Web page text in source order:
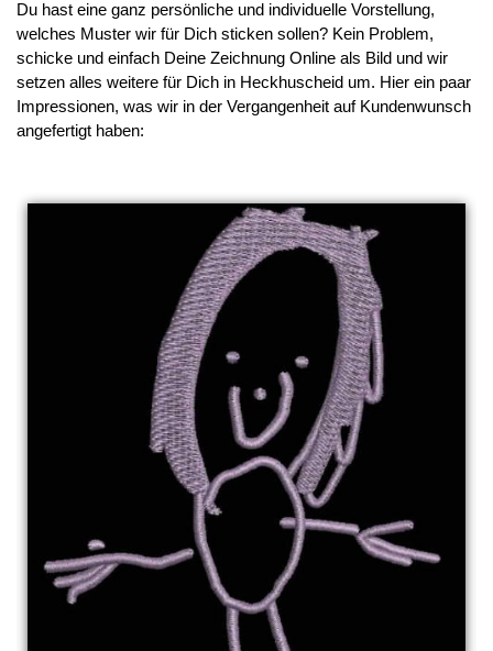
Du hast eine ganz persönliche und individuelle Vorstellung,
welches Muster wir für Dich sticken sollen? Kein Problem,
schicke und einfach Deine Zeichnung Online als Bild und wir
setzen alles weitere für Dich in Heckhuscheid um. Hier ein paar
Impressionen, was wir in der Vergangenheit auf Kundenwunsch
angefertigt haben: